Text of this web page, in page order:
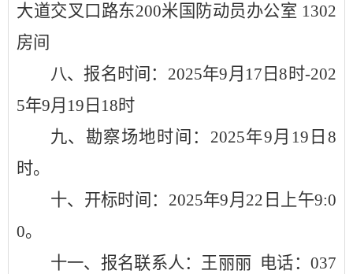
大道交叉口路东200米国防动员办公室 1302
房间
八、报名时间： 2025年9月 17日8时-202
5年9月 19日18时
九、勘察场地时间： 2025年9月 19日8
时。
十、开标时间： 2025年9月 22日上午9:0
0。
十一、报名联系人：王丽丽 电话：037